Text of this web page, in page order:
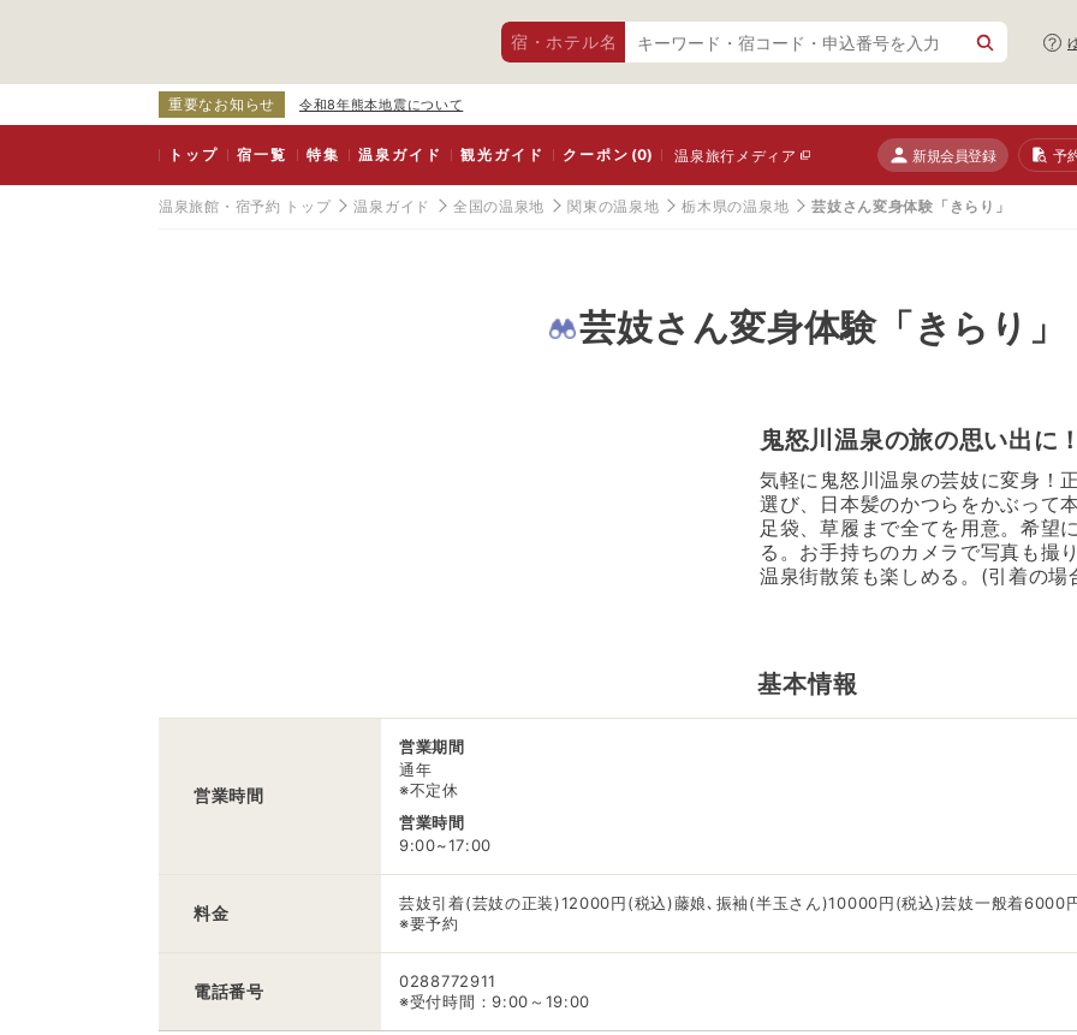
宿・ホテル名
重要なお知らせ 令和8年熊本地震について
トップ 宿一覧 特集 温泉ガイド 観光ガイド クーポン(0) 温泉旅行メディア 新規会員登録 予
温泉旅館・宿予約 トップ 温泉ガイド 全国の温泉地 関東の温泉地 栃木県の温泉地 芸妓さん変身体験「きらり」
芸妓さん変身体験「きらり」
鬼怒川温泉の旅の思い出に
気軽に鬼怒川温泉の芸妓に変身！
選び、日本髪のかつらをかぶって
足袋、草履まで全てを用意。希望
る。お手持ちのカメラで写真も撮
温泉街散策も楽しめる。(引着の場
基本情報
営業時間
営業期間
通年
※不定休
営業時間
9:00~17:00
料金
芸妓引着(芸妓の正装)12000円(税込)藤娘､振袖(半玉さん)10000円(税込)芸妓一般着6000
※要予約
電話番号
0288772911
※受付時間：9:00～19:00